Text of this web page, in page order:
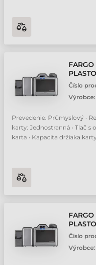
Číslo
Výrobce:
Prevedenie: Průmyslový •
karty: Jednostranná • Tlač s
karta • Kapacita držiaka
Číslo
Výrobce: